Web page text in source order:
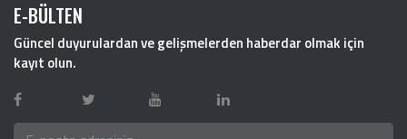
E-BÜLTEN
Güncel duyurulardan ve gelişmelerden haberdar olmak için
kayıt olun.